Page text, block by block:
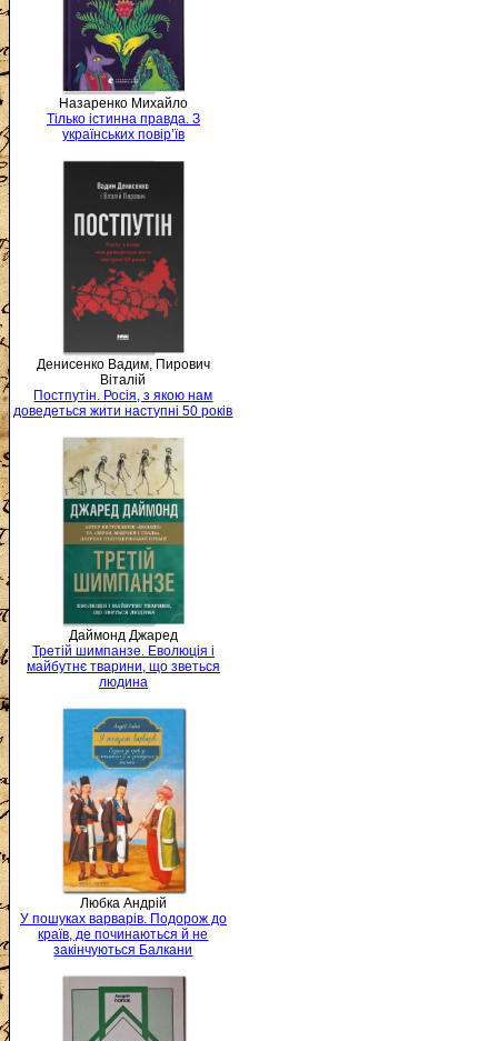
Назаренко Михайло
Тілько істинна правда. З
українських повір’їв
Денисенко Вадим, Пирович
Віталій
Постпутін. Росія, з якою нам
доведеться жити наступні 50 років
Даймонд Джаред
Третій шимпанзе. Еволюція і
майбутнє тварини, що зветься
людина
Любка Андрій
У пошуках варварів. Подорож до
країв, де починаються й не
закінчуються Балкани